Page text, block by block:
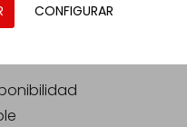
TCG.
CONFIGURAR